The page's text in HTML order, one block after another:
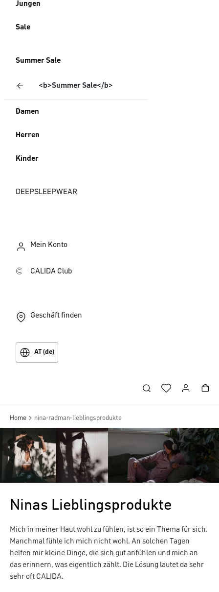
Jungen
Sale
Summer Sale
<b>Summer Sale</b>
Damen
Herren
Kinder
DEEPSLEEPWEAR
Mein Konto
CALIDA Club
Geschäft finden
AT (de)
Home nina-radman-lieblingsprodukte
Ninas Lieblingsprodukte
Mich in meiner Haut wohl zu fühlen, ist so ein Thema für sich.
Manchmal fühle ich mich nicht wohl. An solchen Tagen
helfen mir kleine Dinge, die sich gut anfühlen und mich an
das erinnern, was eigentlich zählt. Die Lösung lautet da sehr
sehr oft CALIDA.